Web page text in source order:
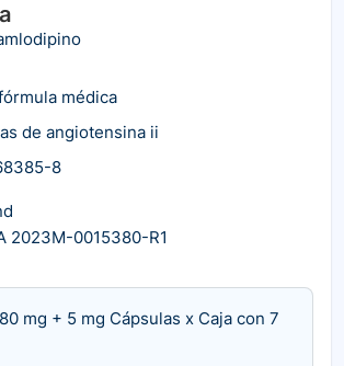
médica
de angiotensina ii
8
2023M-0015380-R1
mg + 5 mg Cápsulas x Caja con 7